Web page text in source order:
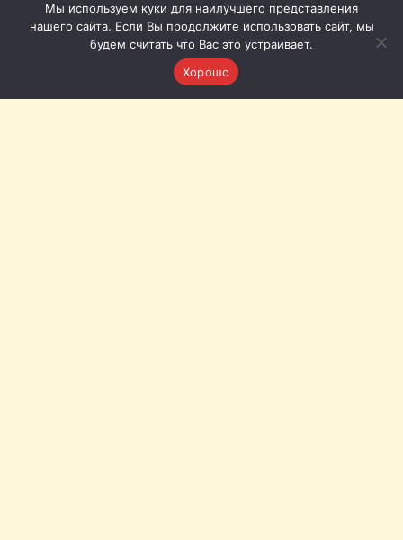
Мы используем куки для наилучшего представления
нашего сайта. Если Вы продолжите использовать сайт, мы
будем считать что Вас это устраивает.
Хорошо